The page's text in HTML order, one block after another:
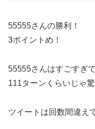
55555さんの勝利！
3ポイントめ！
55555さんはすごすぎて
111ターンくらいじゃ
ツイートは回数間違え